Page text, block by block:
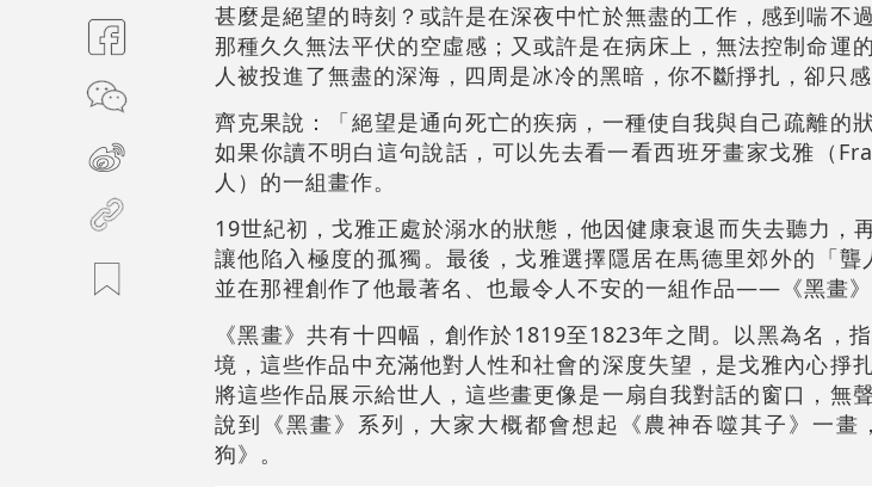
甚麼是絕望的時刻？或許是在深夜中忙於無盡的工作，感到喘不
那種久久無法平伏的空虛感；又或許是在病床上，無法控制命運
人被投進了無盡的深海，四周是冰冷的黑暗，你不斷掙扎，卻只
齊克果說：「絕望是通向死亡的疾病，一種使自我與自己疏離的
如果你讀不明白這句說話，可以先去看一看西班牙畫家戈雅（
人）的一組畫作。
19世紀初，戈雅正處於溺水的狀態，他因健康衰退而失去聽力，
讓他陷入極度的孤獨。最後，戈雅選擇隱居在馬德里郊外的「
並在那裡創作了他最著名、也最令人不安的一組作品——《黑畫
《黑畫》共有十四幅，創作於1819至1823年之間。以黑為名，
境，這些作品中充滿他對人性和社會的深度失望，是戈雅內心掙
將這些作品展示給世人，這些畫更像是一扇自我對話的窗口，無
說到《黑畫》系列，大家大概都會想起《農神吞噬其子》一畫
狗》。